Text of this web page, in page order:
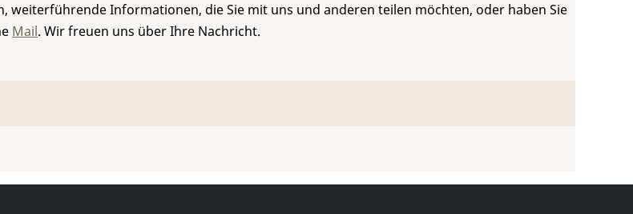
weiterführende Informationen, die Sie mit uns und anderen teilen möchten, oder haben Sie
Mail. Wir freuen uns über Ihre Nachricht.